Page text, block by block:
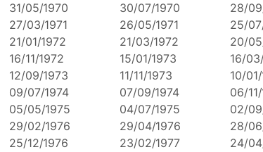
31/05/1970 30/07/1970 28/
27/03/1971 26/05/1971 25/
21/01/1972 21/03/1972 20/
16/11/1972 15/01/1973 16/
12/09/1973 11/11/1973 10/
09/07/1974 07/09/1974 06/
05/05/1975 04/07/1975 02/
29/02/1976 29/04/1976 28/
25/12/1976 23/02/1977 24/